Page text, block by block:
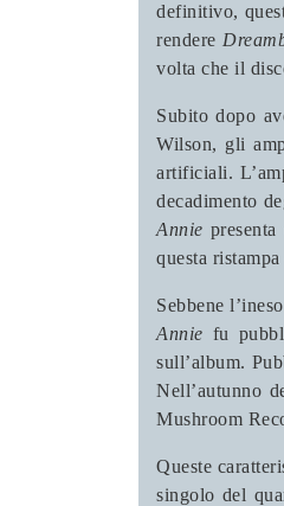
definitivo,
rendere
volta che il
Subito dopo
Wilson, gli
artificiali.
decadimento
Annie
questa
Sebbene
Annie fu
sull’album.
Nell’autunno
Mushroom
Queste
singolo del